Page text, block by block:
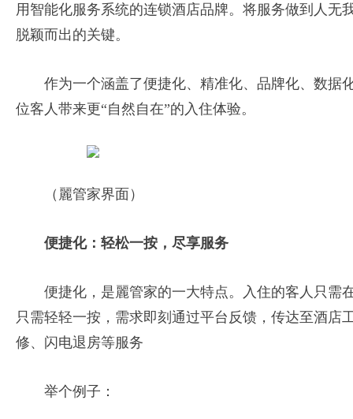
用智能化服务系统的连锁酒店品牌。将服务做到人无
脱颖而出的关键。
作为一个涵盖了便捷化、精准化、品牌化、数据
位客人带来更“自然自在”的入住体验。
（麗管家界面）
便捷化：轻松一按，尽享服务
便捷化，是麗管家的一大特点。入住的客人只需
只需轻轻一按，需求即刻通过平台反馈，传达至酒店
修、闪电退房等服务
举个例子：